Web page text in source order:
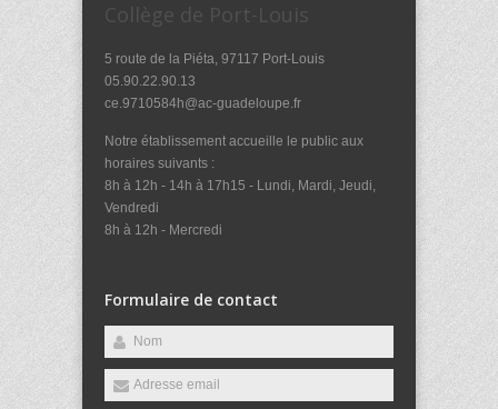
Collège de Port-Louis
5 route de la Piéta, 97117 Port-Louis
05.90.22.90.13
ce.9710584h@ac-guadeloupe.fr
Notre établissement accueille le public aux
horaires suivants :
8h à 12h - 14h à 17h15 - Lundi, Mardi, Jeudi,
Vendredi
8h à 12h - Mercredi
Formulaire de contact